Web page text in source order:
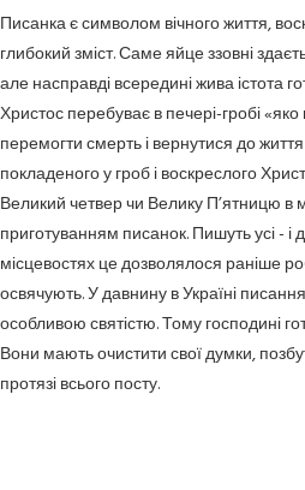
Писанка є символом вічного життя,
глибокий зміст. Саме яйце ззовні
але насправді всередині жива істота
Христос перебуває в печері-гробі
перемогти смерть і вернутися до
покладеного у гроб і воскреслого
Великий четвер чи Велику П’ятницю в
приготуванням писанок. Пишуть усі - і
місцевостях це дозволялося раніше
освячують. У давнину в Україні
особливою святістю. Тому господині
Вони мають очистити свої думки,
протязі всього посту.